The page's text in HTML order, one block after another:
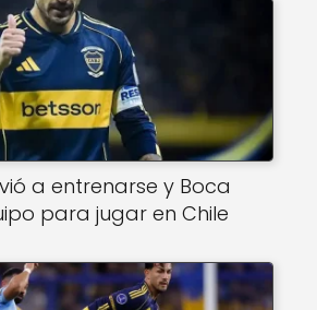
a entrenarse y Boca
para jugar en Chile